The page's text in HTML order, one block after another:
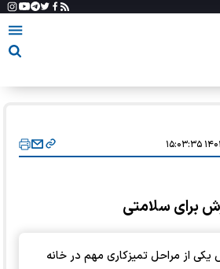
برای سلامتی
از مراحل تمیزکاری مهم در خانه